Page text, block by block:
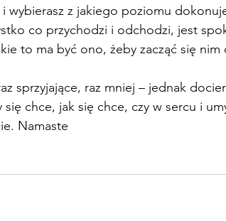
wybierasz z jakiego poziomu
co przychodzi i odchodzi, jest
to ma być ono, żeby zacząć się nim
sprzyjające, raz mniej – jednak
chce, jak się chce, czy w sercu i
Namaste